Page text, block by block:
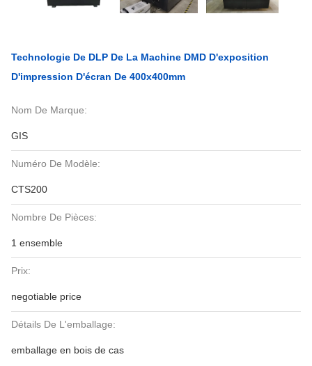
Technologie De DLP De La Machine DMD D'exposition
D'impression D'écran De 400x400mm
Nom De Marque:
GIS
Numéro De Modèle:
CTS200
Nombre De Pièces:
1 ensemble
Prix:
negotiable price
Détails De L'emballage:
emballage en bois de cas